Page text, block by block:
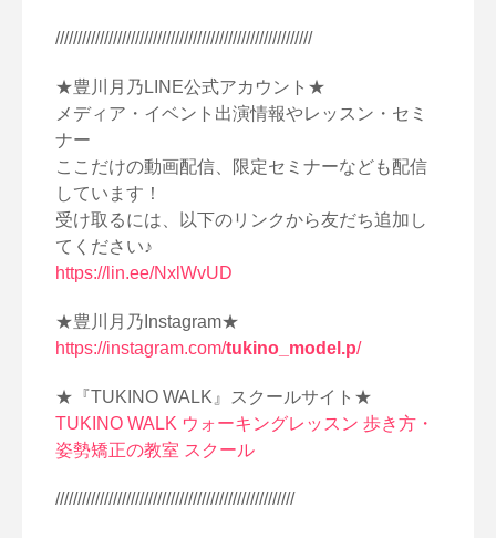
//////////////////////////////////////////////////////////
★豊川月乃LINE公式アカウント★
メディア・イベント出演情報やレッスン・セミ
ナー
ここだけの動画配信、限定セミナーなども配信
しています！
受け取るには、以下のリンクから友だち追加し
てください♪
https://lin.ee/NxlWvUD
★豊川月乃Instagram★
https://instagram.com/tukino_model.p/
★『TUKINO WALK』スクールサイト★
TUKINO WALK ウォーキングレッスン 歩き方・
姿勢矯正の教室 スクール
//////////////////////////////////////////////////////